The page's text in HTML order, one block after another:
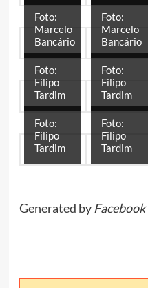
Foto:
Marcelo
Bancário
Foto:
Marcelo
Bancário
Foto:
Filipo
Tardim
Foto:
Filipo
Tardim
Foto:
Filipo
Tardim
Foto:
Filipo
Tardim
Generated by